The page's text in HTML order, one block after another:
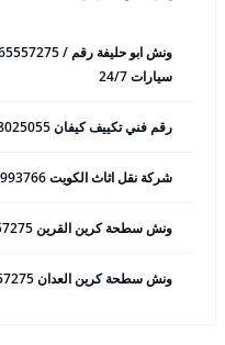
سيارات 24/7
رقم فني تكييف كيفان 98025055 فني تكييف مركزي 24 ساعة
شركة نقل اثاث الكويت 50993766 هاف لوري وانيت نقل عفش
ونش سطحة كرين القرين 65557275 ونش سحب وانقاذ سيارات
ونش سطحة كرين العدان 65557275 ونش سحب وانقاذ سيارات